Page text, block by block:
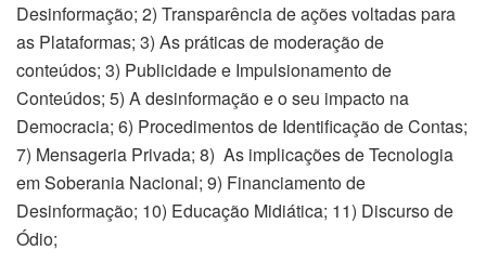
Desinformação; 2) Transparência de ações voltadas para
as Plataformas; 3) As práticas de moderação de
conteúdos; 3) Publicidade e Impulsionamento de
Conteúdos; 5) A desinformação e o seu impacto na
Democracia; 6) Procedimentos de Identificação de Contas;
7) Mensageria Privada; 8) As implicações de Tecnologia
em Soberania Nacional; 9) Financiamento de
Desinformação; 10) Educação Midiática; 11) Discurso de
Ódio;